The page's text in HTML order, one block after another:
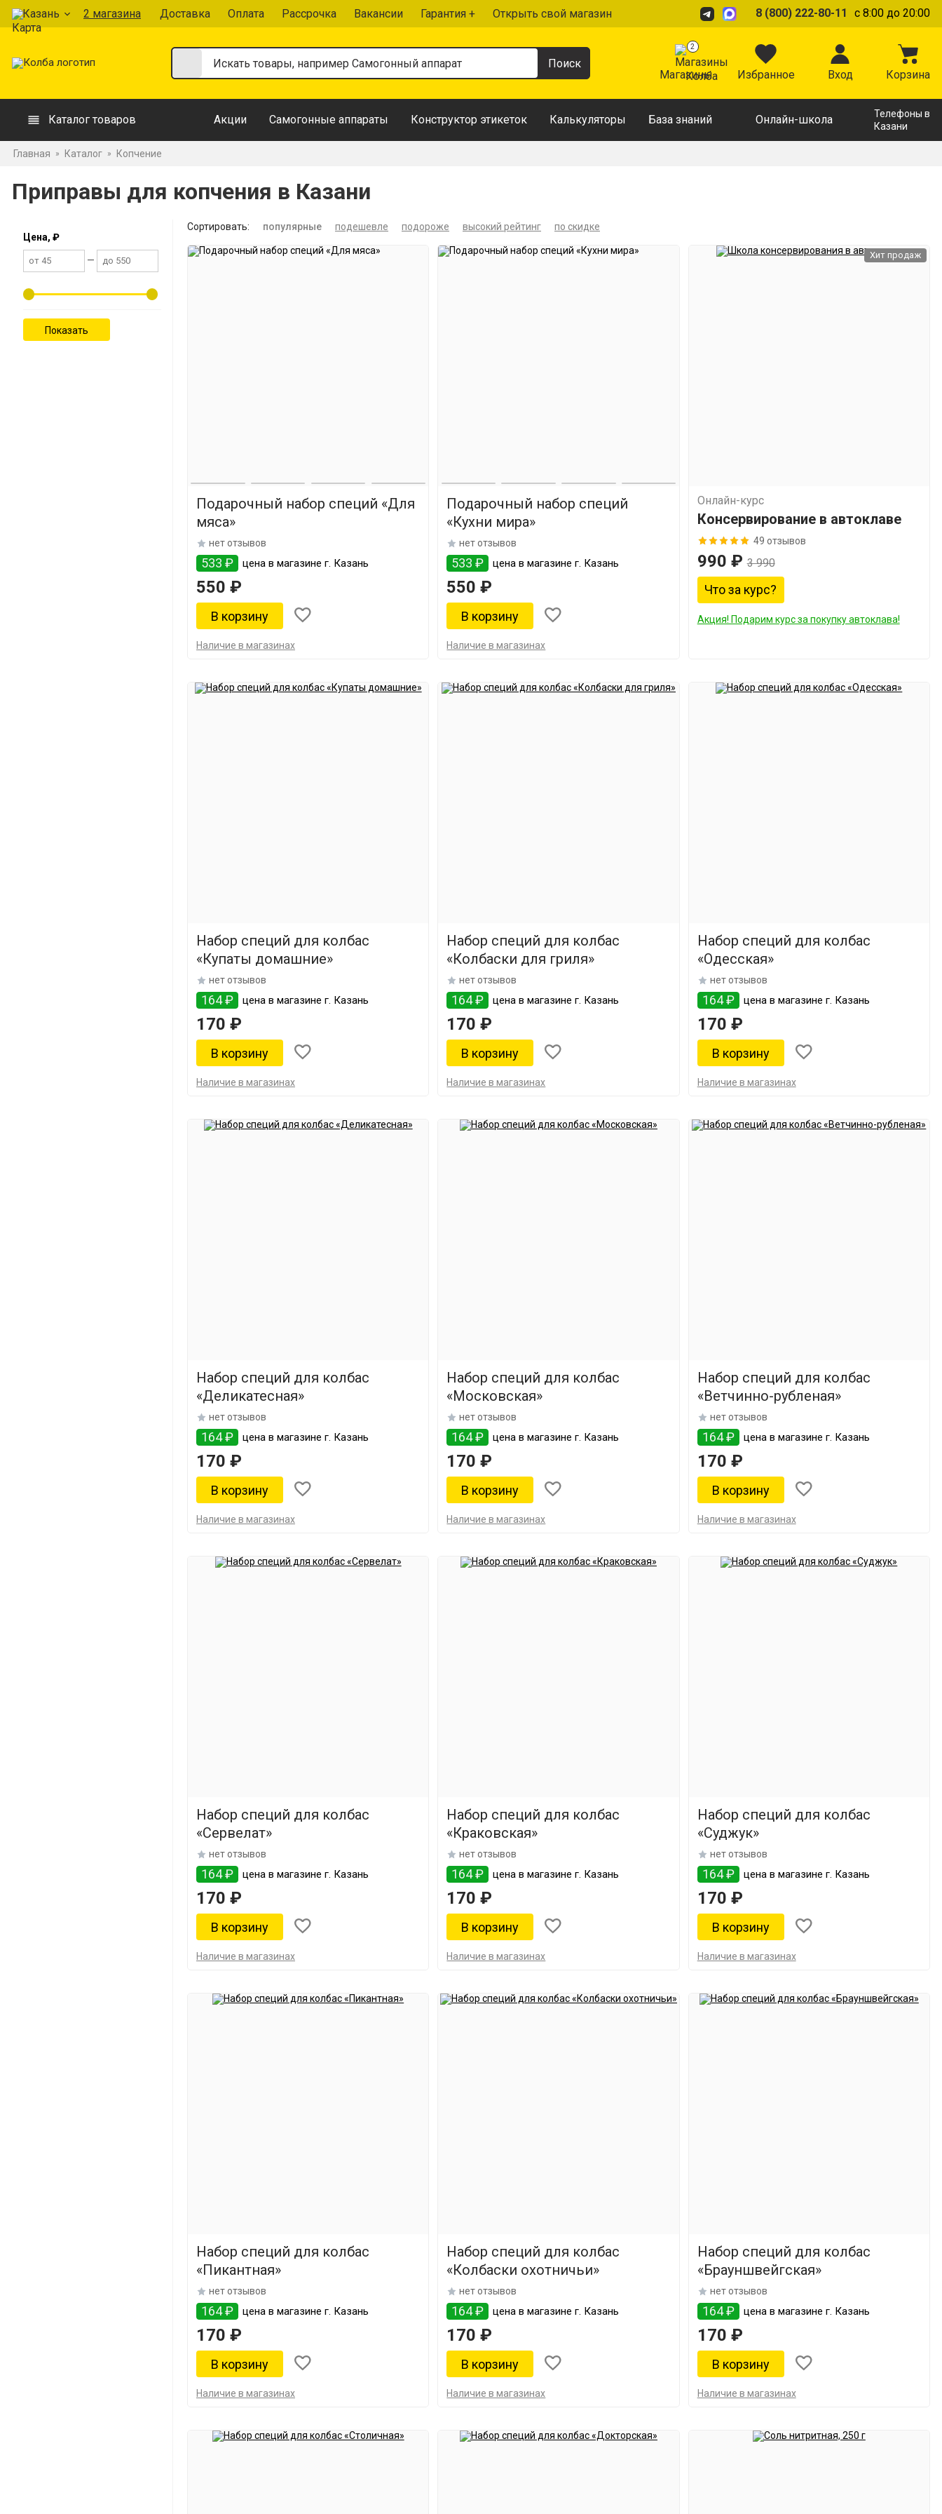
Казань 2 магазина Доставка Оплата Рассрочка Вакансии Гарантия + Открыть свой магазин 8 (800) 222-80-11 с 8:00 до 20:00
2
Магазины Избранное Вход Корзина
Каталог товаров Акции Самогонные аппараты Конструктор этикеток Калькуляторы База знаний Онлайн-школа
Телефоны в
Казани
Главная » Каталог » Копчение
Приправы для копчения в Казани
Цена, ₽
—
Сортировать: популярные подешевле подороже высокий рейтинг по скидке
Подарочный набор специй «Для
мяса»
нет отзывов
533 ₽ цена в магазине г. Казань
550 ₽
Наличие в магазинах
Подарочный набор специй
«Кухни мира»
нет отзывов
533 ₽ цена в магазине г. Казань
550 ₽
Наличие в магазинах
Хит продаж
Онлайн-курс
Консервирование в автоклаве
49 отзывов
990 ₽ 3 990
Что за курс?
Акция! Подарим курс за покупку автоклава!
Набор специй для колбас
«Купаты домашние»
нет отзывов
164 ₽ цена в магазине г. Казань
170 ₽
Наличие в магазинах
Набор специй для колбас
«Колбаски для гриля»
нет отзывов
164 ₽ цена в магазине г. Казань
170 ₽
Наличие в магазинах
Набор специй для колбас
«Одесская»
нет отзывов
164 ₽ цена в магазине г. Казань
170 ₽
Наличие в магазинах
Набор специй для колбас
«Деликатесная»
нет отзывов
164 ₽ цена в магазине г. Казань
170 ₽
Наличие в магазинах
Набор специй для колбас
«Московская»
нет отзывов
164 ₽ цена в магазине г. Казань
170 ₽
Наличие в магазинах
Набор специй для колбас
«Ветчинно-рубленая»
нет отзывов
164 ₽ цена в магазине г. Казань
170 ₽
Наличие в магазинах
Набор специй для колбас
«Сервелат»
нет отзывов
164 ₽ цена в магазине г. Казань
170 ₽
Наличие в магазинах
Набор специй для колбас
«Краковская»
нет отзывов
164 ₽ цена в магазине г. Казань
170 ₽
Наличие в магазинах
Набор специй для колбас
«Суджук»
нет отзывов
164 ₽ цена в магазине г. Казань
170 ₽
Наличие в магазинах
Набор специй для колбас
«Пикантная»
нет отзывов
164 ₽ цена в магазине г. Казань
170 ₽
Наличие в магазинах
Набор специй для колбас
«Колбаски охотничьи»
нет отзывов
164 ₽ цена в магазине г. Казань
170 ₽
Наличие в магазинах
Набор специй для колбас
«Брауншвейгская»
нет отзывов
164 ₽ цена в магазине г. Казань
170 ₽
Наличие в магазинах